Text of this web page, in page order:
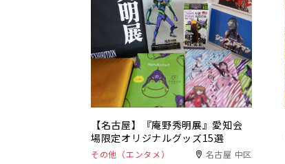
【名古屋】『庵野秀明展』愛知会
場限定オリジナルグッズ15選
その他（エンタメ） 名古屋 中区